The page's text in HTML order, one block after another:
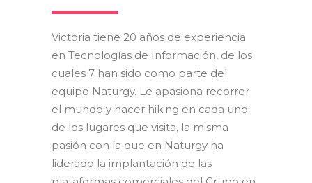
Victoria tiene 20 años de experiencia
en Tecnologías de Información, de los
cuales 7 han sido como parte del
equipo Naturgy. Le apasiona recorrer
el mundo y hacer hiking en cada uno
de los lugares que visita, la misma
pasión con la que en Naturgy ha
liderado la implantación de las